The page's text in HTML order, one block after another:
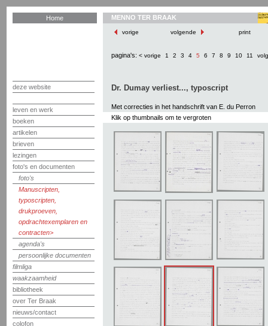
Home
deze website
leven en werk
boeken
artikelen
brieven
lezingen
foto's en documenten
foto's
Manuscripten,
typoscripten,
drukproeven,
opdrachtexemplaren en
contracten
agenda's
persoonlijke documenten
filmliga
waakzaamheid
bibliotheek
over Ter Braak
nieuws/contact
colofon
MENNO TER BRAAK
vorige volgende print
pagina's: < vorige 1 2 3 4 5 6 7 8 9 10 11
Dr. Dumay verliest..., typoscript
Met correcties in het handschrift van E. du Perron
Klik op thumbnails om te vergroten